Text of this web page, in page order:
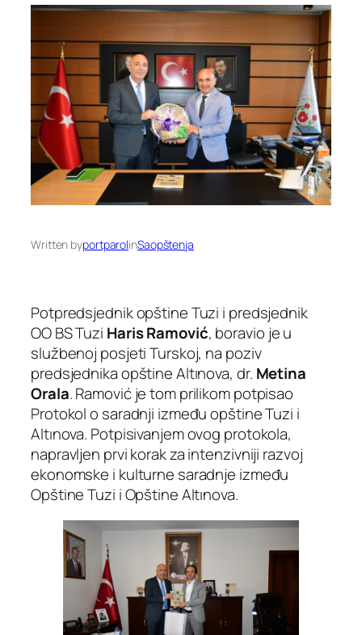
Written byportparolinSaopštenja
Potpredsjednik opštine Tuzi i predsjednik
OO BS Tuzi Haris Ramović, boravio je u
službenoj posjeti Turskoj, na poziv
predsjednika opštine Altınova, dr. Metina
Orala. Ramović je tom prilikom potpisao
Protokol o saradnji između opštine Tuzi i
Altınova. Potpisivanjem ovog protokola,
napravljen prvi korak za intenzivniji razvoj
ekonomske i kulturne saradnje između
Opštine Tuzi i Opštine Altınova.